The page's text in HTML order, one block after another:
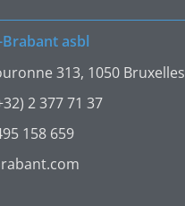
asbl
313, 1050 Bruxelles
2 377 71 37
158 659